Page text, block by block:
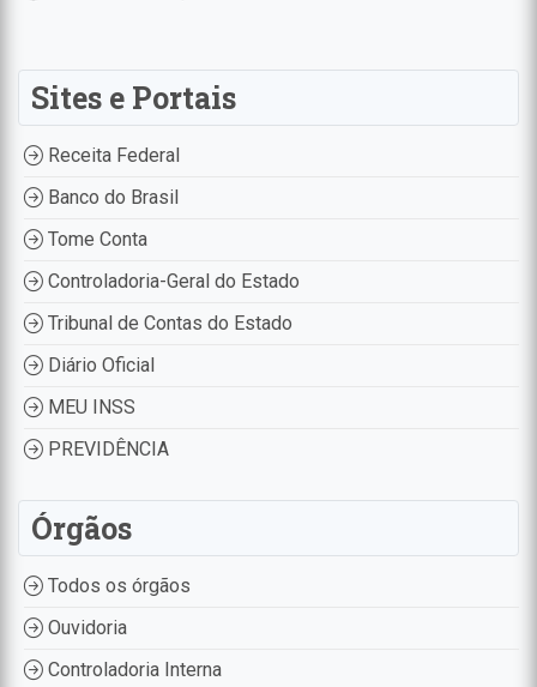
Sites e Portais
Receita Federal
Banco do Brasil
Tome Conta
Controladoria-Geral do Estado
Tribunal de Contas do Estado
Diário Oficial
MEU INSS
PREVIDÊNCIA
Órgãos
Todos os órgãos
Ouvidoria
Controladoria Interna